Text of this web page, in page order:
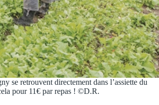
se retrouvent directement dans l’assiette du
pour 11€ par repas ! ©D.R.